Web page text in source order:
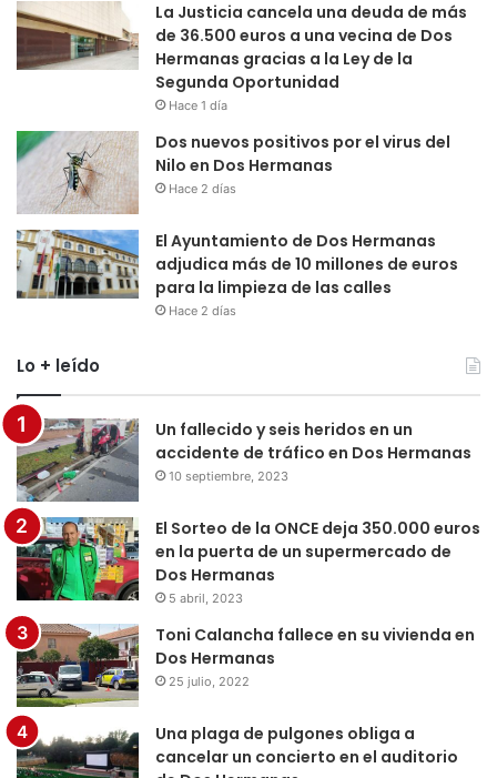
La Justicia cancela una deuda de más
de 36.500 euros a una vecina de Dos
Hermanas gracias a la Ley de la
Segunda Oportunidad
Hace 1 día
Dos nuevos positivos por el virus del
Nilo en Dos Hermanas
Hace 2 días
El Ayuntamiento de Dos Hermanas
adjudica más de 10 millones de euros
para la limpieza de las calles
Hace 2 días
Lo + leído
Un fallecido y seis heridos en un
accidente de tráfico en Dos Hermanas
10 septiembre, 2023
El Sorteo de la ONCE deja 350.000 euros
en la puerta de un supermercado de
Dos Hermanas
5 abril, 2023
Toni Calancha fallece en su vivienda en
Dos Hermanas
25 julio, 2022
Una plaga de pulgones obliga a
cancelar un concierto en el auditorio